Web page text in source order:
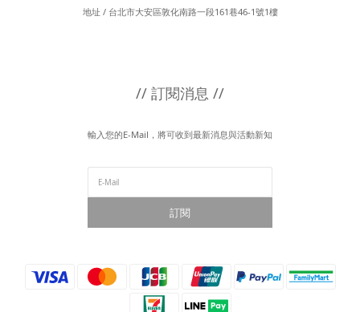
地址 / 台北市大安區敦化南路一段161巷46-1號1樓
// 訂閱消息 //
輸入您的E-Mail，將可收到最新消息與活動新知
訂閱